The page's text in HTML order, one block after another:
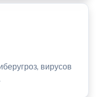
вирусов